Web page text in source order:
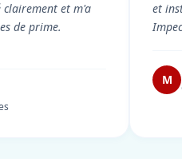
et m'a
de prime.
et
M